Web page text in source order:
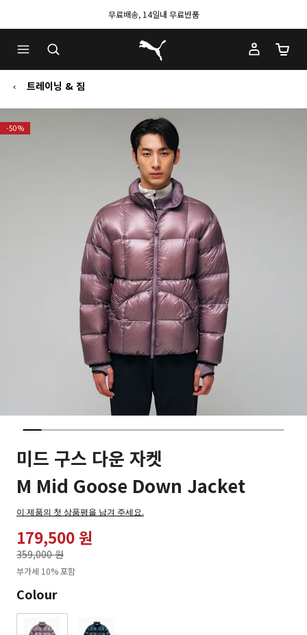
무료배송, 14일내 무료반품
푸마 홈
장바
트레이닝 & 짐
-50%
미드 구스 다운 자켓
M Mid Goose Down Jacket
이 제품의 첫 상품평을 남겨 주세요.
179,500 원
359,000 원
로
부가세 10% 포함
Colour